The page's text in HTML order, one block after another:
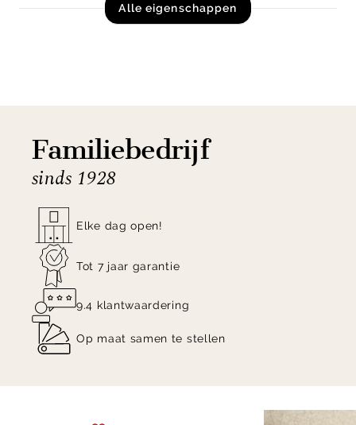
Alle eigenschappen
Familiebedrijf
sinds 1928
Elke dag open!
Tot 7 jaar garantie
9.4 klantwaardering
Op maat samen te stellen